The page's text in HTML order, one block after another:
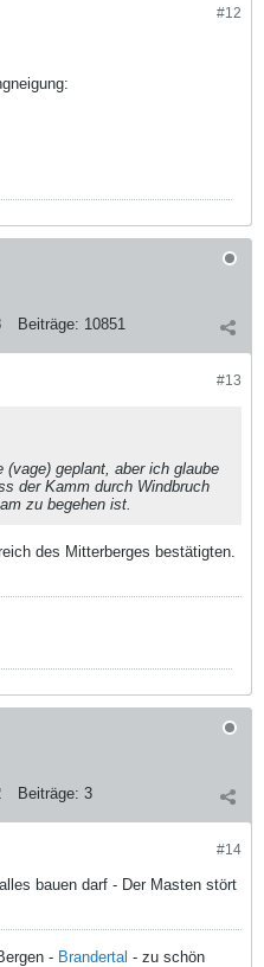
#12
Beiträge: 10851
#13
geplant, aber ich glaube
der Kamm durch Windbruch
zu begehen ist.
des Mitterberges bestätigten.
Beiträge: 3
#14
bauen darf - Der Masten stört
- Brandertal - zu schön